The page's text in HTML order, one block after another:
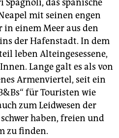
Spagnoli, das spanische
mit seinen engen
in einem Meer aus den
der Hafenstadt. In dem
leben Alteingesessene,
Lange galt es als von
Armenviertel, seit ein
für Touristen wie
zum Leidwesen der
haben, freien und
zu finden.